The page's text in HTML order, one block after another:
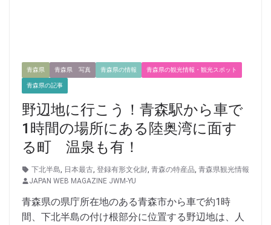
青森県 青森県 写真 青森県の情報 青森県の観光情報・観光スポット
青森県の記事
野辺地に行こう！青森駅から車で
1時間の場所にある陸奥湾に面す
る町 温泉も有！
下北半島 日本最古 登録有形文化財 青森の特産品 青森県観光情報
JAPAN WEB MAGAZINE JWM-YU
青森県の県庁所在地のある青森市から車で約1時
間、下北半島の付け根部分に位置する野辺地は、人